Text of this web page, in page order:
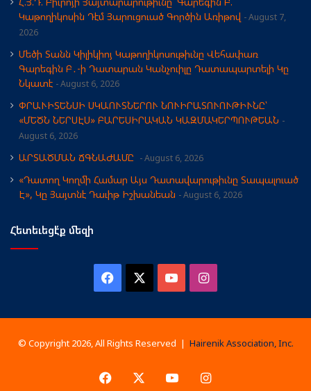
Կաթողիկոսին Դէմ Յարուցուած Գործին Առիթով
August 7,
2026
Մեծի Տանն Կիլիկիոյ Կաթողիկոսութիւնը Վեհափառ
Գարեգին Բ․-ի Դատարան Կանչուիլը Դատապարտելի Կը
Նկատէ
August 6, 2026
ՓՐԱՒԻՏԵՆՍԻ ՍԿԱՈՒՏՆԵՐՈՒ ՆՈՒԻՐԱՏՈՒՈՒԹԻՒՆԸ՝
«ՄԵԾՆ ՆԵՐՍԷՍ» ԲԱՐԵՍԻՐԱԿԱՆ ԿԱԶՄԱԿԵՐՊՈՒԹԵԱՆ
August 6, 2026
ԱՐՏԱԾՄԱՆ ՃԳՆԱԺԱՄԸ August 6, 2026
«Դատող Կողմի Համար Այս Դատավարութիւնը Տապալուած
Է», Կը Յայտնէ Դաւիթ Իշխանեան
August 6, 2026
Հետեւեցէ՛ք մեզի
Facebook YouTubeInstagram
© Copyright 2026, All Rights Reserved | Hairenik Association, Inc.
Facebook YouTubeInstagram